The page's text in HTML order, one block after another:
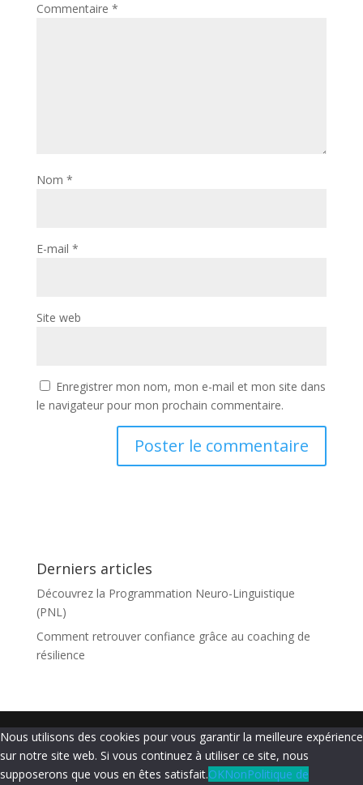
Commentaire *
Nom *
E-mail *
Site web
Enregistrer mon nom, mon e-mail et mon site dans
le navigateur pour mon prochain commentaire.
Derniers articles
Découvrez la Programmation Neuro-Linguistique
(PNL)
Comment retrouver confiance grâce au coaching de
résilience
Nous utilisons des cookies pour vous garantir la meilleure expérience
sur notre site web. Si vous continuez à utiliser ce site, nous
supposerons que vous en êtes satisfait.OKNonPolitique de